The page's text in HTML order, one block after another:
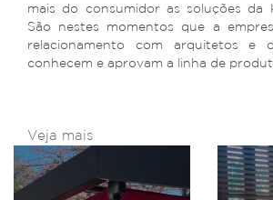
mais do consumidor as soluções da
São nestes momentos que a
relacionamento com arquitetos e
conhecem e aprovam a linha de
Veja mais